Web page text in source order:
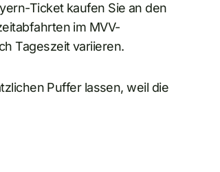
Ticket kaufen Sie an den
im MVV-
Tageszeit variieren.
Puffer lassen, weil die